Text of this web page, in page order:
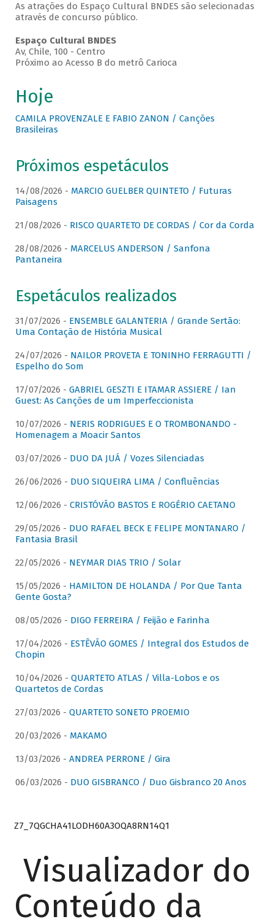
As atrações do Espaço Cultural BNDES são selecionadas
através de concurso público.
Espaço Cultural BNDES
Av, Chile, 100 - Centro
Próximo ao Acesso B do metrô Carioca
Hoje
CAMILA PROVENZALE E FABIO ZANON / Canções
Brasileiras
Próximos espetáculos
14/08/2026 - MARCIO GUELBER QUINTETO / Futuras
Paisagens
21/08/2026 - RISCO QUARTETO DE CORDAS / Cor da Corda
28/08/2026 - MARCELUS ANDERSON / Sanfona
Pantaneira
Espetáculos realizados
31/07/2026 - ENSEMBLE GALANTERIA / Grande Sertão:
Uma Contação de História Musical
24/07/2026 - NAILOR PROVETA E TONINHO FERRAGUTTI /
Espelho do Som
17/07/2026 - GABRIEL GESZTI E ITAMAR ASSIERE / Ian
Guest: As Canções de um Imperfeccionista
10/07/2026 - NERIS RODRIGUES E O TROMBONANDO -
Homenagem a Moacir Santos
03/07/2026 - DUO DA JUÁ / Vozes Silenciadas
26/06/2026 - DUO SIQUEIRA LIMA / Confluências
12/06/2026 - CRISTÓVÃO BASTOS E ROGÉRIO CAETANO
29/05/2026 - DUO RAFAEL BECK E FELIPE MONTANARO /
Fantasia Brasil
22/05/2026 - NEYMAR DIAS TRIO / Solar
15/05/2026 - HAMILTON DE HOLANDA / Por Que Tanta
Gente Gosta?
08/05/2026 - DIGO FERREIRA / Feijão e Farinha
17/04/2026 - ESTÊVÃO GOMES / Integral dos Estudos de
Chopin
10/04/2026 - QUARTETO ATLAS / Villa-Lobos e os
Quartetos de Cordas
27/03/2026 - QUARTETO SONETO PROEMIO
20/03/2026 - MAKAMO
13/03/2026 - ANDREA PERRONE / Gira
06/03/2026 - DUO GISBRANCO / Duo Gisbranco 20 Anos
Z7_7QGCHA41LODH60A3OQA8RN14Q1
Visualizador do
Conteúdo da